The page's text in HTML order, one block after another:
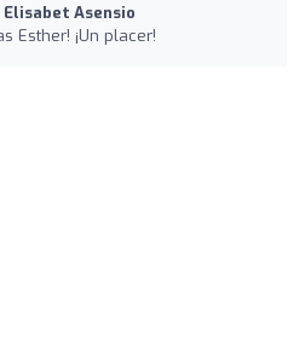
Asensio
Esther! ¡Un placer!